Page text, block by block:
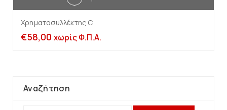
Χρηματοσυλλέκτης C
€58,00 χωρίς Φ.Π.Α.
Αναζήτηση